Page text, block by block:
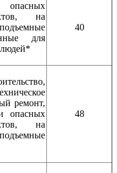
опасных
на
для
40
ремонт,
опасных
на
48